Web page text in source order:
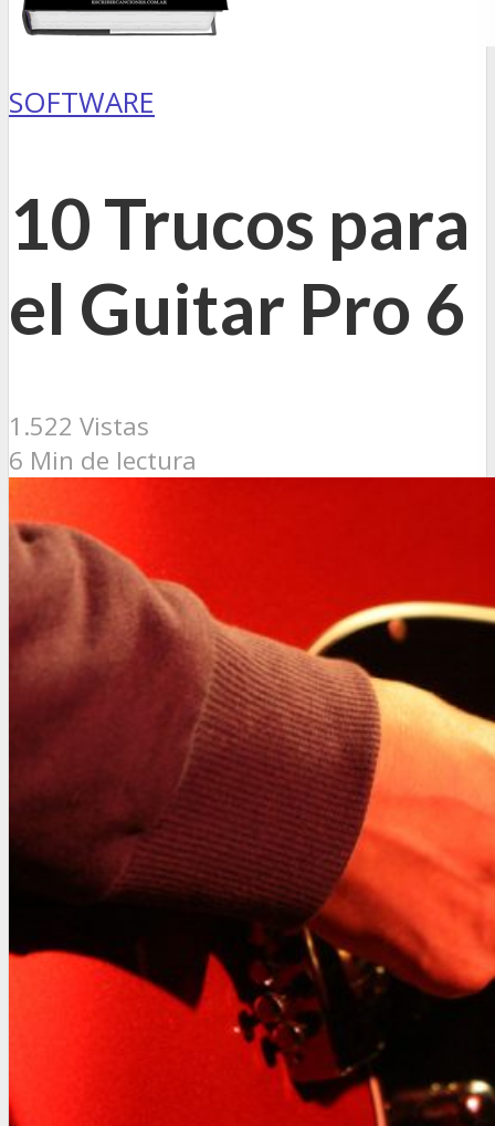
SOFTWARE
10 Trucos para
el Guitar Pro 6
1.522 Vistas
6 Min de lectura